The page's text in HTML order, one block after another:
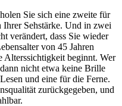
Sie sich eine zweite für
Sehstärke. Und in zwei
verändert, dass Sie wieder
von 45 Jahren
Alterssichtigkeit beginnt. Wer
nicht etwa keine Brille
und eine für die Ferne.
zurückgegeben, und